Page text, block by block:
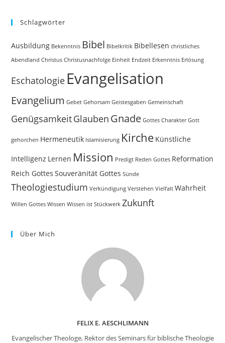
Schlagwörter
Ausbildung Bekenntnis Bibel Bibelkritik Bibellesen christliches
Abendland Christus Christusnachfolge Einheit Endzeit Erkenntnis Erlösung
Eschatologie Evangelisation
Evangelium Gebet Gehorsam Geistesgaben Gemeinschaft
GenügsamkeitGlauben Gnade Gottes Charakter Gott
gehorchen Hermeneutik Islamisierung Kirche Künstliche
Intelligenz Lernen Mission Predigt Reden Gottes Reformation
Reich Gottes Souveränität Gottes Sünde
Theologiestudium Verkündigung Verstehen Vielfalt Wahrheit
Willen Gottes Wissen Wissen ist Stückwerk Zukunft
Über Mich
FELIX E. AESCHLIMANN
Evangelischer Theologe, Rektor des Seminars für biblische Theologie